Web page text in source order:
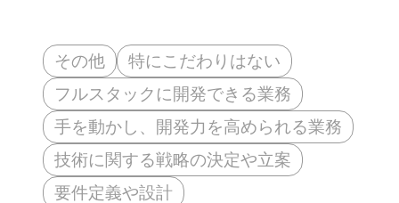
その他
特にこだわりはない
フルスタックに開発できる業務
手を動かし、開発力を高められる業務
技術に関する戦略の決定や立案
要件定義や設計